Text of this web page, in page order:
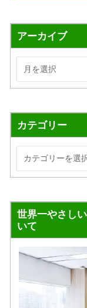
アーカイブ
カテゴリー
世界一やさし
いて